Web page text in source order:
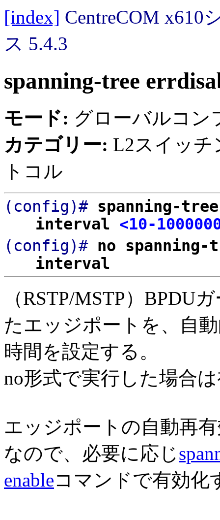
[index] CentreCOM x610
ス 5.4.3
spanning-tree
モード: グローバルコン
カテゴリー: L2スイッチ
トコル
(config)# spanning-
interval <10-
(config)# no
interval
（RSTP/MSTP）BPDU
たエッジポートを、自
時間を設定する。
no形式で実行した場合
エッジポートの自動再
なので、必要に応じ
enableコマンドで有効化